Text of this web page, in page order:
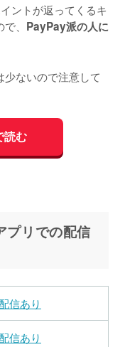
ントが返ってくるキ
、 PayPay派の人に
ないので注意して
読む
プリでの配信
信あり
信あり